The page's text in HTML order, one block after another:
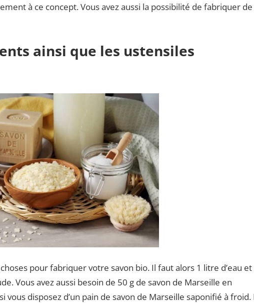
à ce concept. Vous avez aussi la possibilité de fabriquer de
ainsi que les ustensiles
pour fabriquer votre savon bio. Il faut alors 1 litre d’eau et
Vous avez aussi besoin de 50 g de savon de Marseille en
disposez d’un pain de savon de Marseille saponifié à froid.